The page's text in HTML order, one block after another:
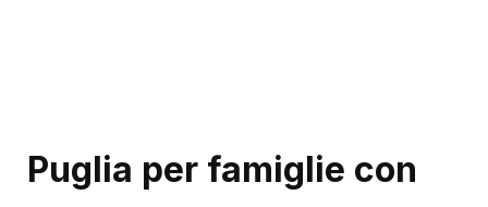
Puglia per famiglie con